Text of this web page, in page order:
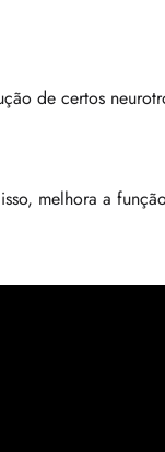
de certos
melhora a